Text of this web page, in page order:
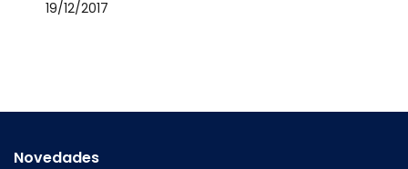
19/12/2017
Novedades